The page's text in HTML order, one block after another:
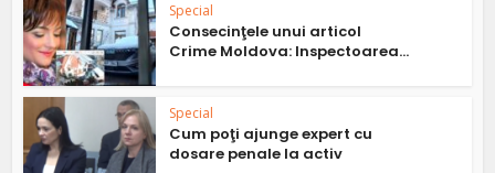
Special
Consecinţele unui articol
Crime Moldova: Inspectoarea...
Special
Cum poţi ajunge expert cu
dosare penale la activ